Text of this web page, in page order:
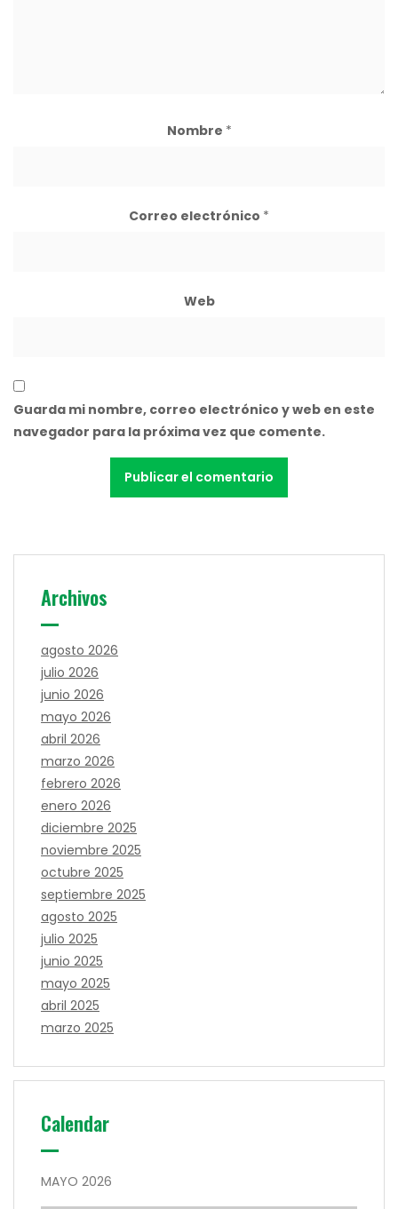
Nombre *
Correo electrónico *
Web
Guarda mi nombre, correo electrónico y web en este
navegador para la próxima vez que comente.
Archivos
agosto 2026
julio 2026
junio 2026
mayo 2026
abril 2026
marzo 2026
febrero 2026
enero 2026
diciembre 2025
noviembre 2025
octubre 2025
septiembre 2025
agosto 2025
julio 2025
junio 2025
mayo 2025
abril 2025
marzo 2025
Calendar
MAYO 2026